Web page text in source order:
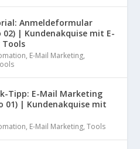
Anmeldeformular
02) | Kundenakquise mit E-
, E-Mail Marketing,
Tipp: E-Mail Marketing
01) | Kundenakquise mit
, E-Mail Marketing,Tools